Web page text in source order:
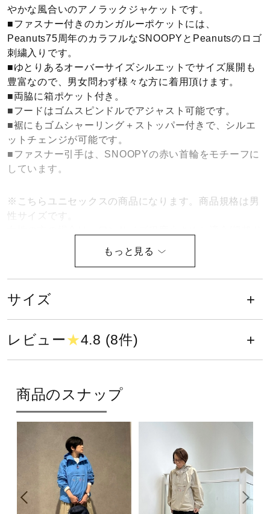
健康／エクササイズ
ジュニア／キッズ
メディカル
コラボ／ライセンス
その他
サポート
直営店一覧
やかな風合いのアノラックジャケットです。
■ファスナー付きのカンガルーポケットには、
Peanuts75周年のカラフルなSNOOPYとPeanutsのロゴ
刺繍入りです。
■ゆとりあるオーバーサイズシルエットでサイズ展開も
豊富なので、男女問わず様々な方に着用頂けます。
■両脇に箱ポケット付き。
■フードはゴムスピンドルでアジャスト可能です。
■裾にもゴムシャーリング＋ストッパー付きで、シルエ
ットチェンジが可能です。
■ファスナー引手は、SNOOPYの赤い首輪をモチーフに
しています。
※こちらユニセックスの商品になります。商品規格は男
性サイズです。
イズもご参考のうえお選び下さい。
ストレッチ性が優れていることを示
サイズ
XS、S、M、L
09：ブラック
サイズ
レビュー★4.8 (8件)
商品のスナップ